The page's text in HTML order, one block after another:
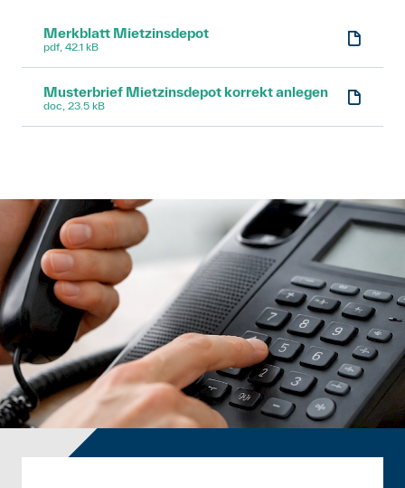
Merkblatt Mietzinsdepot
pdf, 42.1 kB
Musterbrief Mietzinsdepot korrekt anlegen
doc, 23.5 kB